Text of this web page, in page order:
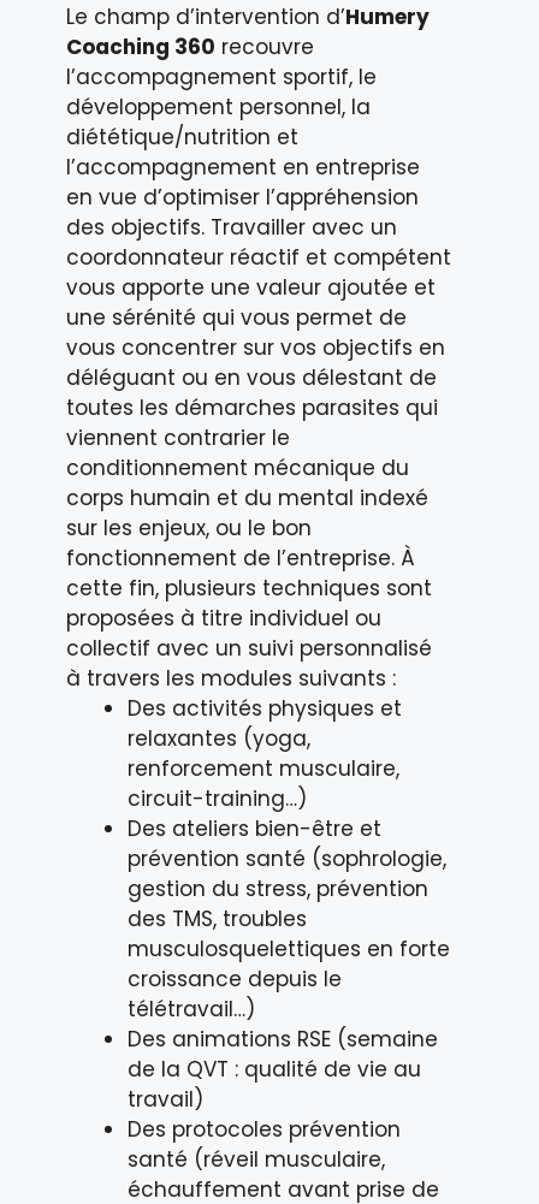
Le champ d’intervention d’Humery
Coaching 360 recouvre
l’accompagnement sportif, le
développement personnel, la
diététique/nutrition et
l’accompagnement en entreprise
en vue d’optimiser l’appréhension
des objectifs. Travailler avec un
coordonnateur réactif et compétent
vous apporte une valeur ajoutée et
une sérénité qui vous permet de
vous concentrer sur vos objectifs en
déléguant ou en vous délestant de
toutes les démarches parasites qui
viennent contrarier le
conditionnement mécanique du
corps humain et du mental indexé
sur les enjeux, ou le bon
fonctionnement de l’entreprise. À
cette fin, plusieurs techniques sont
proposées à titre individuel ou
collectif avec un suivi personnalisé
à travers les modules suivants :
Des activités physiques et
relaxantes (yoga,
renforcement musculaire,
circuit-training…)
Des ateliers bien-être et
prévention santé (sophrologie,
gestion du stress, prévention
des TMS, troubles
musculosquelettiques en forte
croissance depuis le
télétravail…)
Des animations RSE (semaine
de la QVT : qualité de vie au
travail)
Des protocoles prévention
santé (réveil musculaire,
échauffement avant prise de